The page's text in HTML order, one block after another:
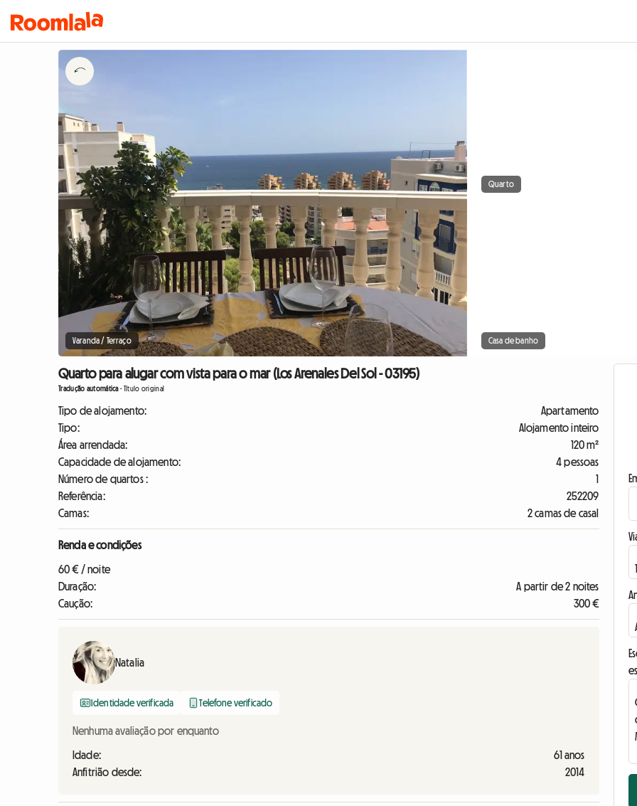
Varanda / Terraço
Quarto
Casa de banho
Quarto para alugar com vista para o mar (Los Arenales Del Sol - 03195)
Tradução automática-Título original
Tipo de alojamento:
Apartamento
Tipo:
Alojamento inteiro
Área arrendada:
120 m²
Capacidade de alojamento:
4 pessoas
Número de quartos :
1
Referência:
252209
Camas:
2 camas de casal
Renda e condições
60 € / noite
Duração:
A partir de 2 noites
Caução:
300 €
Natalia
Identidade verificada Telefone verificado
Nenhuma avaliação por enquanto
Idade:
61 anos
Anfitrião desde:
2014